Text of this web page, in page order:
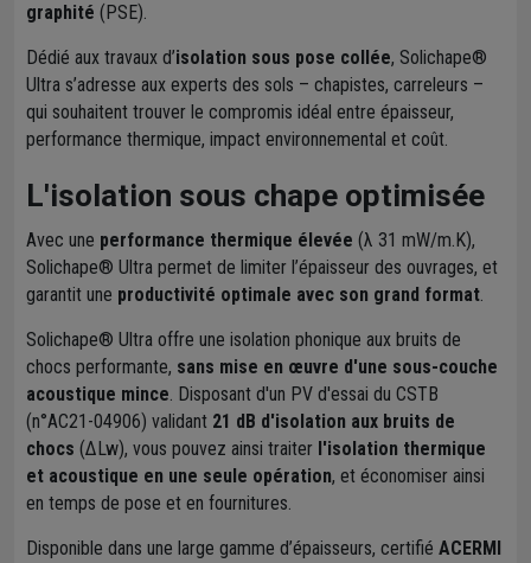
graphité (PSE).
Dédié aux travaux d’isolation sous pose collée, Solichape®
Ultra s’adresse aux experts des sols – chapistes, carreleurs –
qui souhaitent trouver le compromis idéal entre épaisseur,
performance thermique, impact environnemental et coût.
L'isolation sous chape optimisée
Avec une performance thermique élevée (λ 31 mW/m.K),
Solichape® Ultra permet de limiter l’épaisseur des ouvrages, et
garantit une productivité optimale avec son grand format.
Solichape® Ultra offre une isolation phonique aux bruits de
chocs performante, sans mise en œuvre d'une sous-couche
acoustique mince. Disposant d'un PV d'essai du CSTB
(n°AC21-04906) validant 21 dB d'isolation aux bruits de
chocs (ΔLw), vous pouvez ainsi traiter l'isolation thermique
et acoustique en une seule opération, et économiser ainsi
en temps de pose et en fournitures.
Disponible dans une large gamme d’épaisseurs, certifié ACERMI